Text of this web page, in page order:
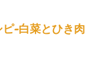
-白菜とひき肉